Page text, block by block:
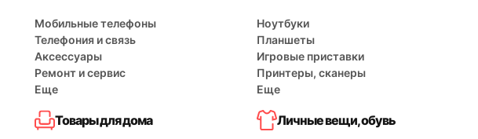
Мобильные телефоны
Телефония и связь
Аксессуары
Ремонт и сервис
Еще
Ноутбуки
Планшеты
Игровые приставки
Принтеры, сканеры
Еще
Товары для дома Личные вещи, обувь